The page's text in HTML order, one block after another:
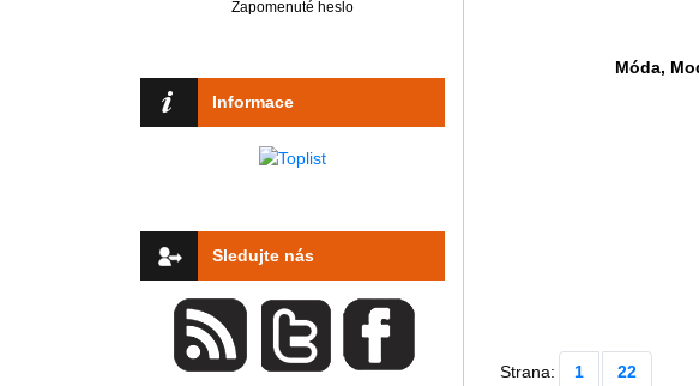
Zapomenuté heslo
Informace
Sledujte nás
Móda,
Strana: 1 22